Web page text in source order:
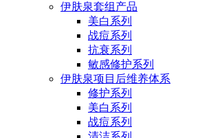
伊肤泉套组产品
美白系列
战痘系列
抗衰系列
敏感修护系列
伊肤泉项目后维养体系
修护系列
美白系列
战痘系列